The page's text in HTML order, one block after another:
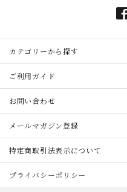
カテゴリーから探す
ご利用ガイド
お問い合わせ
メールマガジン登録
特定商取引法表示について
プライバシーポリシー